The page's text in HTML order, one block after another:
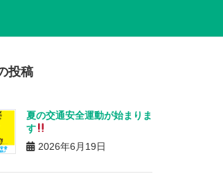
投稿
夏の交通安全運動が始まりま
す
2026年6月19日